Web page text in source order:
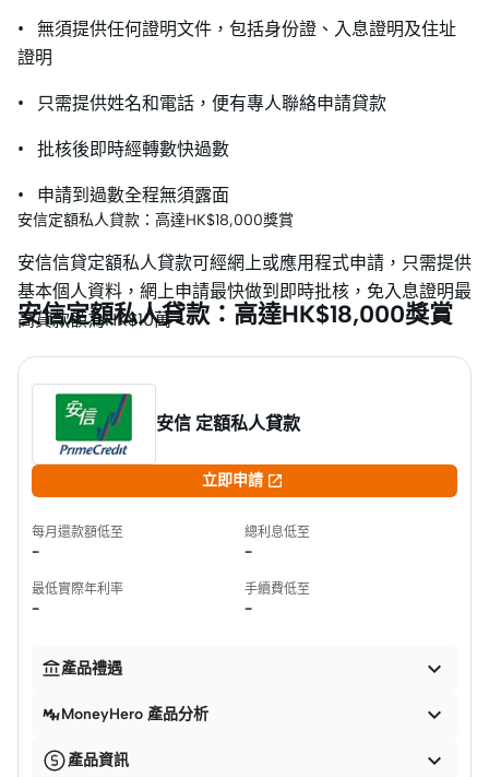
• 無須提供任何證明文件，包括身份證、入息證明及住址
證明
• 只需提供姓名和電話，便有專人聯絡申請貸款
• 批核後即時經轉數快過數
• 申請到過數全程無須露面
安信定額私人貸款：高達HK$18,000獎賞
安信信貸定額私人貸款可經網上或應用程式申請，只需提供
基本個人資料，網上申請最快做到即時批核，免入息證明最
高貸款額為HK$10萬。
安信定額私人貸款：高達HK$18,000獎賞
安信 定額私人貸款
立即申請 
每月還款額低至
-
總利息低至
-
最低實際年利率
-
手續費低至
-
產品禮遇 
MoneyHero 產品分析 
產品資訊 